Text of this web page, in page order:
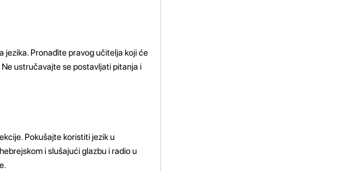
jezika. Pronađite pravog učitelja koji će
ustručavajte se postavljati pitanja i
Pokušajte koristiti jezik u
i slušajući glazbu i radio u